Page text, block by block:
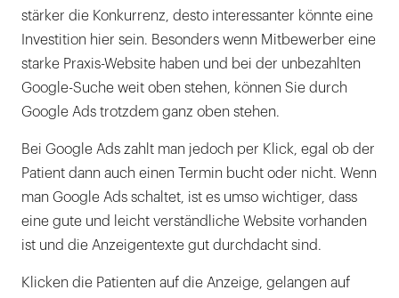
stärker die Konkurrenz, desto interessanter könnte eine
Investition hier sein. Besonders wenn Mitbewerber eine
starke Praxis-Website haben und bei der unbezahlten
Google-Suche weit oben stehen, können Sie durch
Google Ads trotzdem ganz oben stehen.
Bei Google Ads zahlt man jedoch per Klick, egal ob der
Patient dann auch einen Termin bucht oder nicht. Wenn
man Google Ads schaltet, ist es umso wichtiger, dass
eine gute und leicht verständliche Website vorhanden
ist und die Anzeigentexte gut durchdacht sind.
Klicken die Patienten auf die Anzeige, gelangen auf